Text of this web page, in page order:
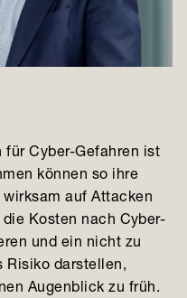
für Cyber-Gefahren ist
können so ihre
auf Attacken
Kosten nach Cyber-
und ein nicht zu
darstellen,
Augenblick zu früh.